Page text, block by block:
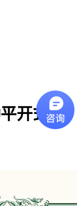
开式壁